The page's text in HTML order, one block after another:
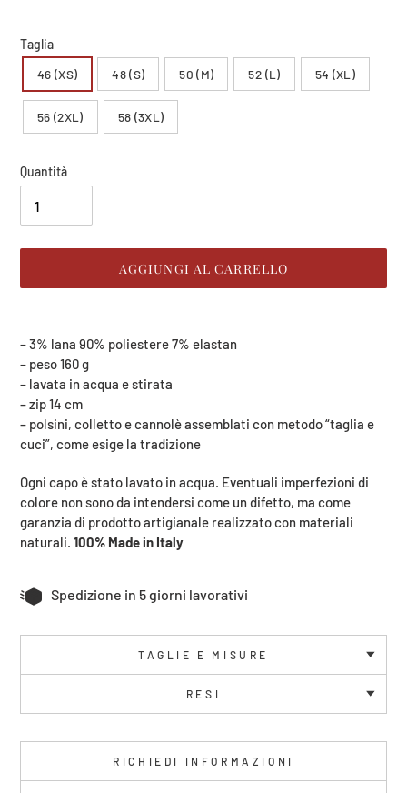
Taglia
46 (XS)
48 (S) 50 (M) 52 (L) 54 (XL)
56 (2XL) 58 (3XL)
Quantità
AGGIUNGI AL CARRELLO
del
prodotto
nel
carrello
– 3% lana 90% poliestere 7% elastan
– peso 160 g
– lavata in acqua e stirata
– zip 14 cm
– polsini, colletto e cannolè assemblati con metodo “taglia e
cuci”, come esige la tradizione
Ogni capo è stato lavato in acqua. Eventuali imperfezioni di
colore non sono da intendersi come un difetto, ma come
garanzia di prodotto artigianale realizzato con materiali
naturali. 100% Made in Italy
Spedizione in 5 giorni lavorativi
TAGLIE E MISURE
RESI
RICHIEDI INFORMAZIONI